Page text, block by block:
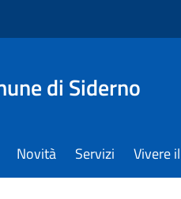
di Siderno
Novità Servizi Vivere